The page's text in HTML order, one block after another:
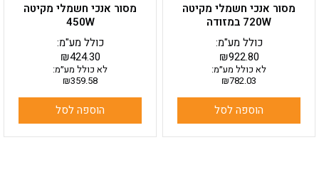
מסור אנכי חשמלי מקיטה
720W במזודה
₪922.80
כולל מע"מ:
לא כולל מע״מ:
₪782.03
הוספה לסל
מסור אנכי חשמלי מקיטה
450W
₪424.30
כולל מע"מ:
לא כולל מע״מ:
₪359.58
הוספה לסל